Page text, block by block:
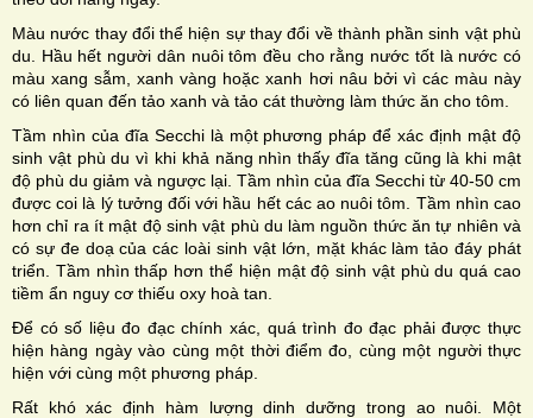
Màu nước thay đổi thể hiện sự thay đổi về thành phần sinh vật phù
du. Hầu hết người dân nuôi tôm đều cho rằng nước tốt là nước có
màu xang sẫm, xanh vàng hoặc xanh hơi nâu bởi vì các màu này
có liên quan đến tảo xanh và tảo cát thường làm thức ăn cho tôm.
Tầm nhìn của đĩa Secchi là một phương pháp để xác định mật độ
sinh vật phù du vì khi khả năng nhìn thấy đĩa tăng cũng là khi mật
độ phù du giảm và ngược lại. Tầm nhìn của đĩa Secchi từ 40-50 cm
được coi là lý tưởng đối với hầu hết các ao nuôi tôm. Tầm nhìn cao
hơn chỉ ra ít mật độ sinh vật phù du làm nguồn thức ăn tự nhiên và
có sự đe doạ của các loài sinh vật lớn, mặt khác làm tảo đáy phát
triển. Tầm nhìn thấp hơn thể hiện mật độ sinh vật phù du quá cao
tiềm ẩn nguy cơ thiếu oxy hoà tan.
Để có số liệu đo đạc chính xác, quá trình đo đạc phải được thực
hiện hàng ngày vào cùng một thời điểm đo, cùng một người thực
hiện với cùng một phương pháp.
Rất khó xác định hàm lượng dinh dưỡng trong ao nuôi. Một